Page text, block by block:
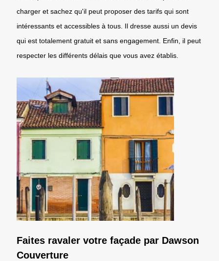
charger et sachez qu'il peut proposer des tarifs qui sont
intéressants et accessibles à tous. Il dresse aussi un devis
qui est totalement gratuit et sans engagement. Enfin, il peut
respecter les différents délais que vous avez établis.
Faites ravaler votre façade par Dawson
Couverture